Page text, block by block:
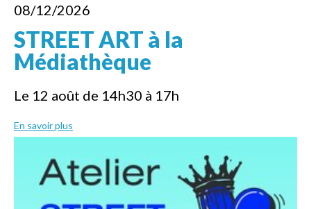
08/12/2026
STREET ART à la
Médiathèque
Le 12 août de 14h30 à 17h
En savoir plus